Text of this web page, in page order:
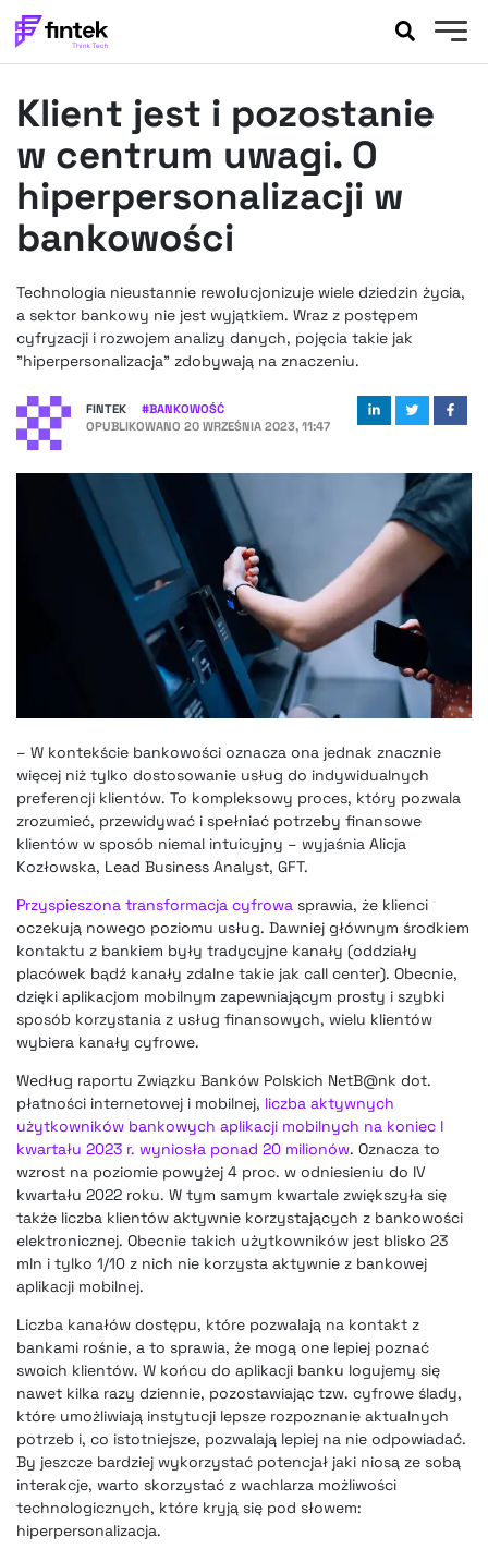
BANKOWOŚĆ
FELIETONY
WYWIADY
LEGAL
FINTEKEXTRA
OKIEM EKSPERTA
Klient jest i pozostanie
w centrum uwagi. O
hiperpersonalizacji w
bankowości
Technologia nieustannie rewolucjonizuje wiele dziedzin życia,
a sektor bankowy nie jest wyjątkiem. Wraz z postępem
cyfryzacji i rozwojem analizy danych, pojęcia takie jak
"hiperpersonalizacja" zdobywają na znaczeniu.
FINTEK #BANKOWOŚĆ
OPUBLIKOWANO 20 WRZEŚNIA 2023, 11:47
– W kontekście bankowości oznacza ona jednak znacznie
więcej niż tylko dostosowanie usług do indywidualnych
preferencji klientów. To kompleksowy proces, który pozwala
zrozumieć, przewidywać i spełniać potrzeby finansowe
klientów w sposób niemal intuicyjny – wyjaśnia Alicja
Kozłowska, Lead Business Analyst, GFT.
Przyspieszona transformacja cyfrowa sprawia, że klienci
oczekują nowego poziomu usług. Dawniej głównym środkiem
kontaktu z bankiem były tradycyjne kanały (oddziały
placówek bądź kanały zdalne takie jak call center). Obecnie,
dzięki aplikacjom mobilnym zapewniającym prosty i szybki
sposób korzystania z usług finansowych, wielu klientów
wybiera kanały cyfrowe.
Według raportu Związku Banków Polskich NetB@nk dot.
płatności internetowej i mobilnej, liczba aktywnych
użytkowników bankowych aplikacji mobilnych na koniec I
kwartału 2023 r. wyniosła ponad 20 milionów. Oznacza to
wzrost na poziomie powyżej 4 proc. w odniesieniu do IV
kwartału 2022 roku. W tym samym kwartale zwiększyła się
także liczba klientów aktywnie korzystających z bankowości
elektronicznej. Obecnie takich użytkowników jest blisko 23
mln i tylko 1/10 z nich nie korzysta aktywnie z bankowej
aplikacji mobilnej.
Liczba kanałów dostępu, które pozwalają na kontakt z
bankami rośnie, a to sprawia, że mogą one lepiej poznać
swoich klientów. W końcu do aplikacji banku logujemy się
nawet kilka razy dziennie, pozostawiając tzw. cyfrowe ślady,
które umożliwiają instytucji lepsze rozpoznanie aktualnych
potrzeb i, co istotniejsze, pozwalają lepiej na nie odpowiadać.
By jeszcze bardziej wykorzystać potencjał jaki niosą ze sobą
interakcje, warto skorzystać z wachlarza możliwości
technologicznych, które kryją się pod słowem:
hiperpersonalizacja.